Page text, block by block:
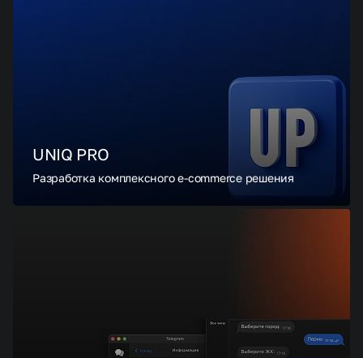
UNIQ PRO
Разработка комплексного e-commerce решения